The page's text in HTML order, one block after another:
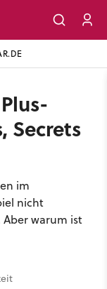
Secrets
im
nicht
warum ist